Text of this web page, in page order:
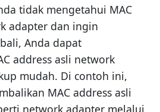
tidak mengetahui MAC
adapter dan ingin
Anda dapat
address asli network
mudah. Di contoh ini,
MAC address asli
network adapter melalui